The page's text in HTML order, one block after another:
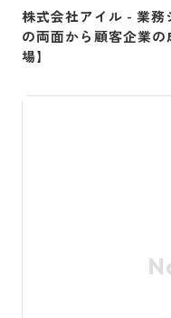
株式会社アイル - 業務
の両面から顧客企業
場】